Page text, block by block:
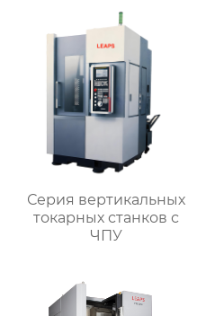
Серия вертикальных
токарных станков с
ЧПУ